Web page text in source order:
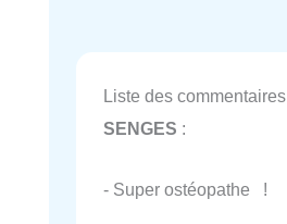
Liste des commentaires
SENGES :
- Super ostéopathe !